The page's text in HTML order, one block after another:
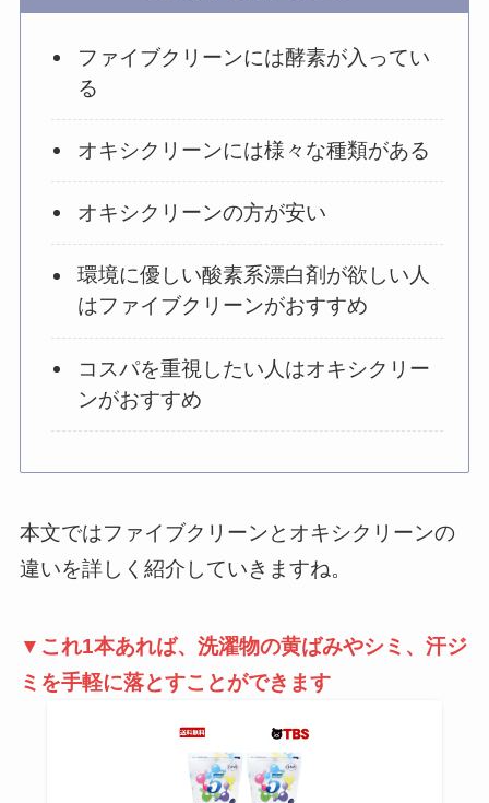
ファイブクリーンには酵素が入ってい
る
オキシクリーンには様々な種類がある
オキシクリーンの方が安い
環境に優しい酸素系漂白剤が欲しい人
はファイブクリーンがおすすめ
コスパを重視したい人はオキシクリー
ンがおすすめ
本文ではファイブクリーンとオキシクリーンの
違いを詳しく紹介していきますね。
▼これ1本あれば、洗濯物の黄ばみやシミ、汗ジ
ミを手軽に落とすことができます